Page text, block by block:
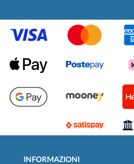
INFORMAZIONI